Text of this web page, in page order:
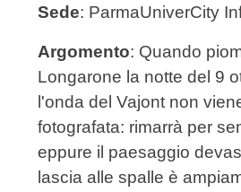
Sede: ParmaUniverCity
Argomento: Quando
Longarone la notte del 9
l'onda del Vajont non
fotografata: rimarrà per
eppure il paesaggio
lascia alle spalle è